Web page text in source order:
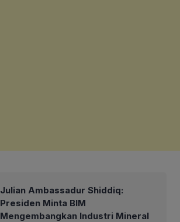
Julian Ambassadur Shiddiq:
Presiden Minta BIM
Mengembangkan Industri Mineral